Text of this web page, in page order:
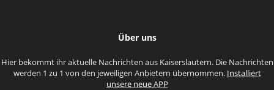
Über uns
Hier bekommt ihr aktuelle Nachrichten aus Kaiserslautern. Die Nachrichten
werden 1 zu 1 von den jeweiligen Anbietern übernommen. Installiert
unsere neue APP